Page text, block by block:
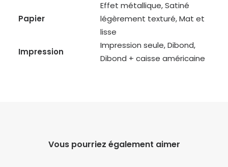
Papier
Effet métallique, Satiné
légèrement texturé, Mat et
lisse
Impression
Impression seule, Dibond,
Dibond + caisse américaine
Vous pourriez également aimer